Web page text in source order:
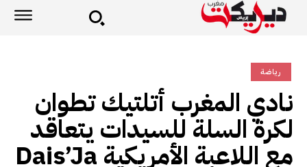
رياضة
نادي المغرب أتلتيك تطوان
لكرة السلة للسيدات يتعاقد
مع اللاعبة الأمريكية Dais’Ja